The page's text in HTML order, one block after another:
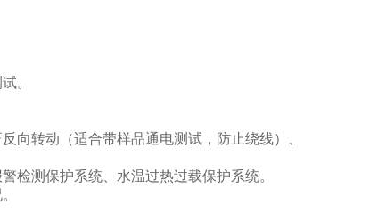
。
向转动（适合带样品通电测试，防止绕线）
检测保护系统、水温过热过载保护系统。